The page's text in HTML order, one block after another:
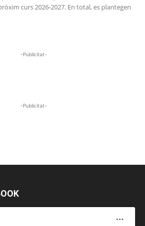
curs 2026-2027. En total, es plantegen
-Publicitat-
-Publicitat-